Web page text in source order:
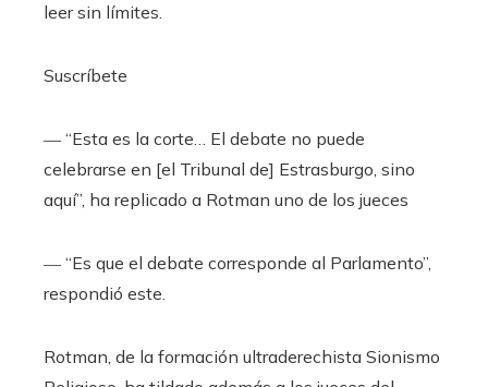
leer sin límites.
Suscríbete
― “Esta es la corte… El debate no puede
celebrarse en [el Tribunal de] Estrasburgo, sino
aquí”, ha replicado a Rotman uno de los jueces
― “Es que el debate corresponde al Parlamento”,
respondió este.
Rotman, de la formación ultraderechista Sionismo